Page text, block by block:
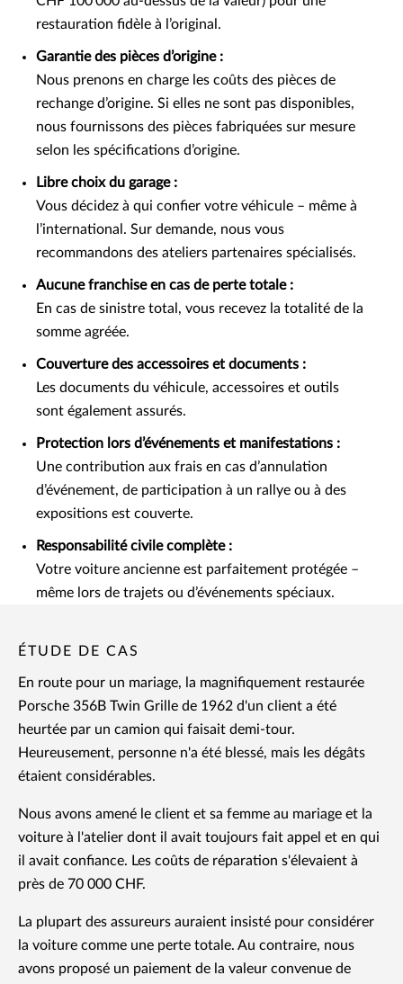
restauration fidèle à l’original.
Garantie des pièces d’origine :
Nous prenons en charge les coûts des pièces de
rechange d’origine. Si elles ne sont pas disponibles,
nous fournissons des pièces fabriquées sur mesure
selon les spécifications d’origine.
Libre choix du garage :
Vous décidez à qui confier votre véhicule – même à
l’international. Sur demande, nous vous
recommandons des ateliers partenaires spécialisés.
Aucune franchise en cas de perte totale :
En cas de sinistre total, vous recevez la totalité de la
somme agréée.
Couverture des accessoires et documents :
Les documents du véhicule, accessoires et outils
sont également assurés.
Protection lors d’événements et manifestations :
Une contribution aux frais en cas d’annulation
d’événement, de participation à un rallye ou à des
expositions est couverte.
Responsabilité civile complète :
Votre voiture ancienne est parfaitement protégée –
même lors de trajets ou d’événements spéciaux.
ÉTUDE DE CAS
En route pour un mariage, la magnifiquement restaurée
Porsche 356B Twin Grille de 1962 d'un client a été
heurtée par un camion qui faisait demi-tour.
Heureusement, personne n'a été blessé, mais les dégâts
étaient considérables.
Nous avons amené le client et sa femme au mariage et la
voiture à l'atelier dont il avait toujours fait appel et en qui
il avait confiance. Les coûts de réparation s'élevaient à
près de 70 000 CHF.
La plupart des assureurs auraient insisté pour considérer
la voiture comme une perte totale. Au contraire, nous
avons proposé un paiement de la valeur convenue de